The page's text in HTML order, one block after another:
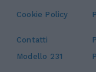
Cookie Policy
Contatti
Modello 231